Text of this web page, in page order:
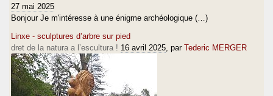
27 mai 2025
Bonjour Je m'intéresse à une énigme archéologique (…)
Linxe - sculptures d’arbre sur pied
dret de la natura a l’escultura ! 16 avril 2025 , par Tederic MERGER